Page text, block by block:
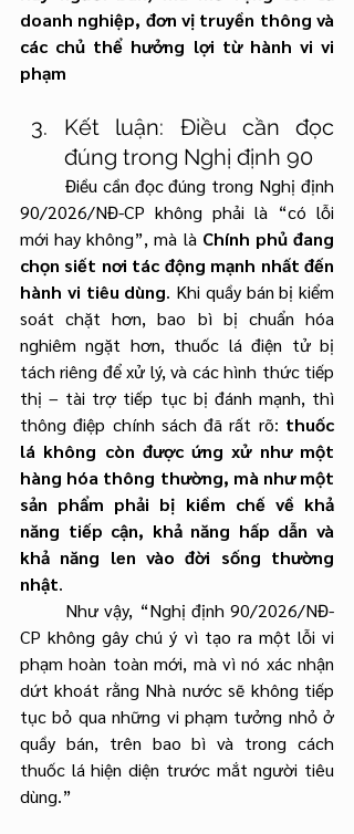
doanh nghiệp, đơn vị truyền thông và
các chủ thể hưởng lợi từ hành vi vi
phạm
Kết luận: Điều cần đọc
đúng trong Nghị định 90
90/2026/NĐ-CP không phải là “có lỗi
mới hay không”, mà là Chính phủ đang
chọn siết nơi tác động mạnh nhất đến
hành vi tiêu dùng. Khi quầy bán bị kiểm
soát chặt hơn, bao bì bị chuẩn hóa
nghiêm ngặt hơn, thuốc lá điện tử bị
tách riêng để xử lý, và các hình thức tiếp
thị – tài trợ tiếp tục bị đánh mạnh, thì
thông điệp chính sách đã rất rõ: thuốc
lá không còn được ứng xử như một
hàng hóa thông thường, mà như một
sản phẩm phải bị kiềm chế về khả
năng tiếp cận, khả năng hấp dẫn và
khả năng len vào đời sống thường
nhật.
Như vậy, “Nghị định 90/2026/NĐ-
CP không gây chú ý vì tạo ra một lỗi vi
phạm hoàn toàn mới, mà vì nó xác nhận
dứt khoát rằng Nhà nước sẽ không tiếp
tục bỏ qua những vi phạm tưởng nhỏ ở
quầy bán, trên bao bì và trong cách
thuốc lá hiện diện trước mắt người tiêu
dùng.”